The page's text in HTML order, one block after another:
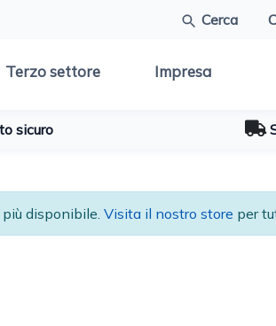
Cerca
Terzo settore Impresa
sicuro
disponibile. Visita il nostro store per